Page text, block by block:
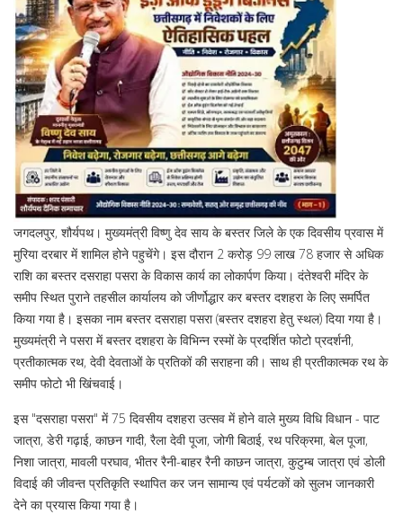
जगदलपुर, शौर्यपथ। मुख्यमंत्री विष्णु देव साय के बस्तर जिले के एक दिवसीय प्रवास में
मुरिया दरबार में शामिल होने पहुचेंगे। इस दौरान 2 करोड़ 99 लाख 78 हजार से अधिक
राशि का बस्तर दसराहा पसरा के विकास कार्य का लोकार्पण किया। दंतेश्वरी मंदिर के
समीप स्थित पुराने तहसील कार्यालय को जीर्णोद्धार कर बस्तर दशहरा के लिए समर्पित
किया गया है। इसका नाम बस्तर दसराहा पसरा (बस्तर दशहरा हेतु स्थल) दिया गया है।
मुख्यमंत्री ने पसरा में बस्तर दशहरा के विभिन्न रस्मों के प्रदर्शित फोटो प्रदर्शनी,
प्रतीकात्मक रथ, देवी देवताओं के प्रतिकों की सराहना की। साथ ही प्रतीकात्मक रथ के
समीप फोटो भी खिंचवाई।
इस "दसराहा पसरा" में 75 दिवसीय दशहरा उत्सव में होने वाले मुख्य विधि विधान - पाट
जात्रा, डेरी गढ़ाई, काछन गादी, रैला देवी पूजा, जोगी बिठाई, रथ परिक्रमा, बेल पूजा,
निशा जात्रा, मावली परघाव, भीतर रैनी-बाहर रैनी काछन जात्रा, कुटुम्ब जात्रा एवं डोली
विदाई की जीवन्त प्रतिकृति स्थापित कर जन सामान्य एवं पर्यटकों को सुलभ जानकारी
देने का प्रयास किया गया है।